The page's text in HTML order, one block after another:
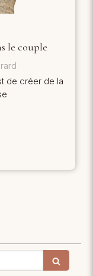
le couple
de créer de la